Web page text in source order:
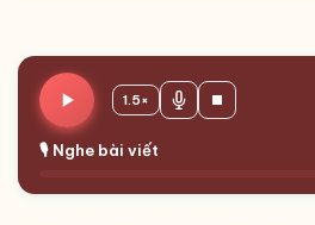
🎙️ Nghe bài viết
1.5×